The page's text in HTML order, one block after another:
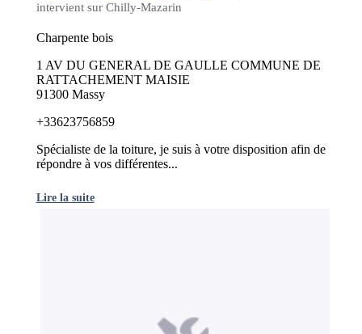
intervient sur Chilly-Mazarin
Charpente bois
1 AV DU GENERAL DE GAULLE COMMUNE DE
RATTACHEMENT MAISIE
91300 Massy
+33623756859
Spécialiste de la toiture, je suis à votre disposition afin de
répondre à vos différentes...
Lire la suite